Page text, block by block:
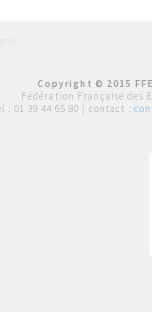
Copyright © 2015
Fédération Française des
: 01 39 44 65 80 | contact :